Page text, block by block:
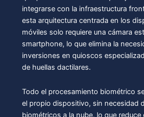
integrarse con la infraestructura
esta arquitectura centrada en los
móviles solo requiere una cámara
smartphone, lo que elimina la
inversiones en quioscos
de huellas dactilares.
Todo el procesamiento biométrico
el propio dispositivo, sin necesidad
biométricos a la nube, lo que reduce